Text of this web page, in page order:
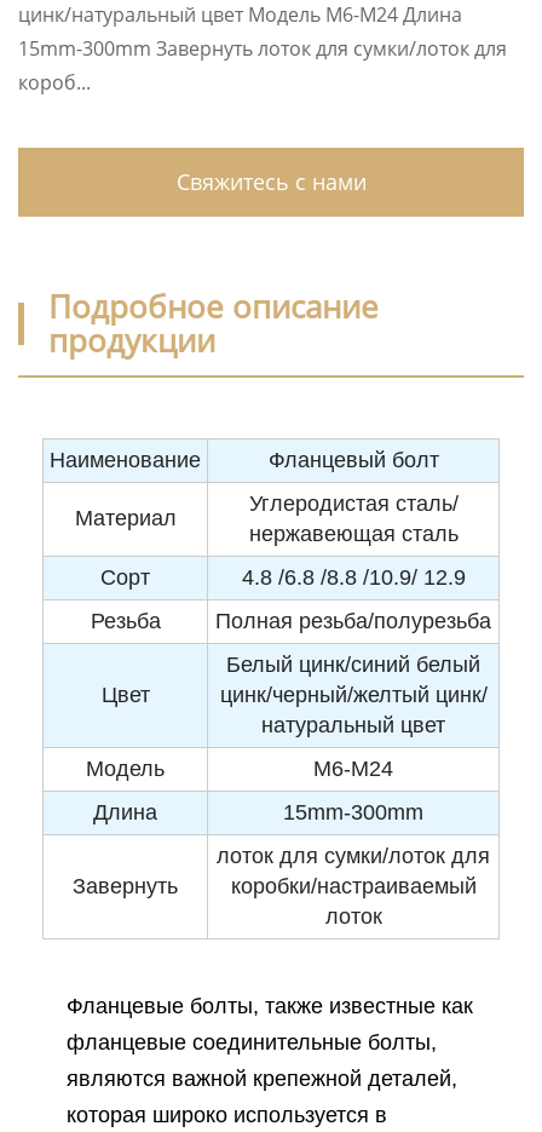
цинк/натуральный цвет Модель M6-M24 Длина
15mm-300mm Завернуть лоток для сумки/лоток для
короб...
Свяжитесь с нами
Подробное описание
продукции
Наименование Фланцевый болт
Материал
Углеродистая сталь/
нержавеющая сталь
Сорт
4.8 /6.8 /8.8 /10.9/ 12.9
Резьба
Полная резьба/полурезьба
Цвет
Белый цинк/синий белый
цинк/черный/желтый цинк/
натуральный цвет
Модель
M6-M24
Длина
15mm-300mm
Завернуть
лоток для сумки/лоток для
коробки/настраиваемый
лоток
Фланцевые болты, также известные как
фланцевые соединительные болты,
являются важной крепежной деталей,
которая широко используется в